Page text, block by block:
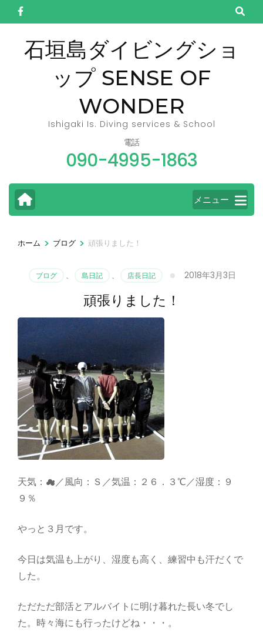
ン
石垣島ダイビングショ
ップ SENSE OF
WONDER
Ishigaki Is. Diving services & School
電話
090-4995-1863
メニュー
ホーム > ブログ > 頑張りました！
ブログ 、 島日記 、 店長日記 2018年3月3日
頑張りました！
天気：☁／風向：Ｓ／気温：２６．３℃／湿度：９
９％
やっと３月です。
今日は気温も上がり、湿度も高く、練習中も汗だくで
した。
ただただ部活とアルバイトに明け暮れた長い冬でし
た。時々海にも行ったけどね・・・。